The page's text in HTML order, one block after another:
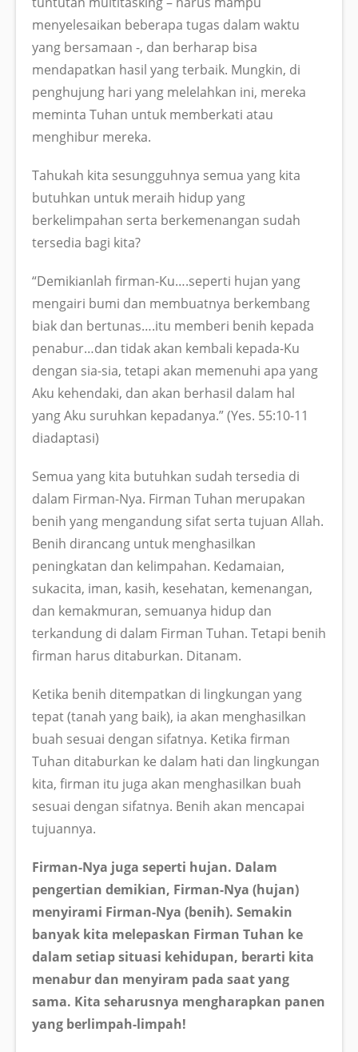
menyelesaikan beberapa tugas dalam waktu
yang bersamaan -, dan berharap bisa
mendapatkan hasil yang terbaik. Mungkin, di
penghujung hari yang melelahkan ini, mereka
meminta Tuhan untuk memberkati atau
menghibur mereka.
Tahukah kita sesungguhnya semua yang kita
butuhkan untuk meraih hidup yang
berkelimpahan serta berkemenangan sudah
tersedia bagi kita?
“Demikianlah firman-Ku….seperti hujan yang
mengairi bumi dan membuatnya berkembang
biak dan bertunas….itu memberi benih kepada
penabur…dan tidak akan kembali kepada-Ku
dengan sia-sia, tetapi akan memenuhi apa yang
Aku kehendaki, dan akan berhasil dalam hal
yang Aku suruhkan kepadanya.” (Yes. 55:10-11
diadaptasi)
Semua yang kita butuhkan sudah tersedia di
dalam Firman-Nya. Firman Tuhan merupakan
benih yang mengandung sifat serta tujuan Allah.
Benih dirancang untuk menghasilkan
peningkatan dan kelimpahan. Kedamaian,
sukacita, iman, kasih, kesehatan, kemenangan,
dan kemakmuran, semuanya hidup dan
terkandung di dalam Firman Tuhan. Tetapi benih
firman harus ditaburkan. Ditanam.
Ketika benih ditempatkan di lingkungan yang
tepat (tanah yang baik), ia akan menghasilkan
buah sesuai dengan sifatnya. Ketika firman
Tuhan ditaburkan ke dalam hati dan lingkungan
kita, firman itu juga akan menghasilkan buah
sesuai dengan sifatnya. Benih akan mencapai
tujuannya.
Firman-Nya juga seperti hujan. Dalam
pengertian demikian, Firman-Nya (hujan)
menyirami Firman-Nya (benih). Semakin
banyak kita melepaskan Firman Tuhan ke
dalam setiap situasi kehidupan, berarti kita
menabur dan menyiram pada saat yang
sama. Kita seharusnya mengharapkan panen
yang berlimpah-limpah!